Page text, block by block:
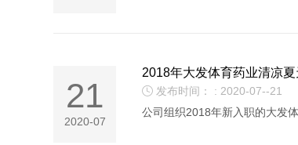
21
2020-07
2018年大发体育药业清凉
发布时间： : 2020-07--21
公司组织2018年新入职的大发